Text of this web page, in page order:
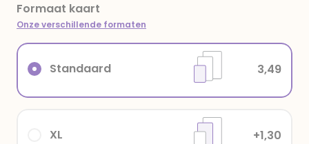
Formaat kaart
Onze verschillende formaten
XL +1,30
Standaard 3,49